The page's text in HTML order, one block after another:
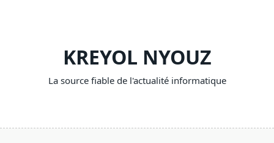
KREYOL NYOUZ
La source fiable de l'actualité informatique